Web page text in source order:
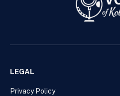
LEGAL
Privacy Policy